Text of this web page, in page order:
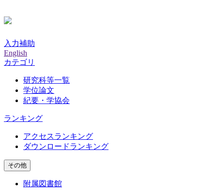
入力補助
English
カテゴリ
研究科等一覧
学位論文
紀要・学協会
ランキング
アクセスランキング
ダウンロードランキング
その他
附属図書館